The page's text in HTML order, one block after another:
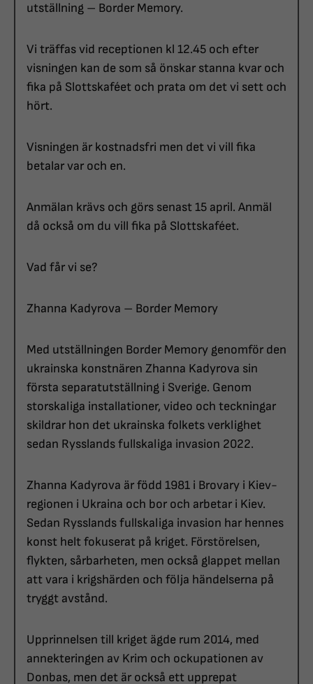
utställning – Border Memory.
Vi träffas vid receptionen kl 12.45 och efter
visningen kan de som så önskar stanna kvar och
fika på Slottskaféet och prata om det vi sett och
hört.
Visningen är kostnadsfri men det vi vill fika
betalar var och en.
Anmälan krävs och görs senast 15 april. Anmäl
då också om du vill fika på Slottskaféet.
Vad får vi se?
Zhanna Kadyrova – Border Memory
Med utställningen Border Memory genomför den
ukrainska konstnären Zhanna Kadyrova sin
första separatutställning i Sverige. Genom
storskaliga installationer, video och teckningar
skildrar hon det ukrainska folkets verklighet
sedan Rysslands fullskaliga invasion 2022.
Zhanna Kadyrova är född 1981 i Brovary i Kiev-
regionen i Ukraina och bor och arbetar i Kiev.
Sedan Rysslands fullskaliga invasion har hennes
konst helt fokuserat på kriget. Förstörelsen,
flykten, sårbarheten, men också glappet mellan
att vara i krigshärden och följa händelserna på
tryggt avstånd.
Upprinnelsen till kriget ägde rum 2014, med
annekteringen av Krim och ockupationen av
Donbas, men det är också ett upprepat